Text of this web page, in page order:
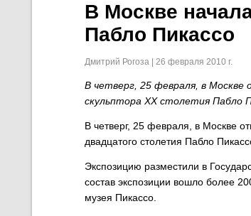
В Москве
Пабло Пикассо
Дмитрий Рогоза | 26 февраля 2010 г.
В четверг, 25 февраля, в Москве
скульптора ХХ столетия Пабло
В четверг, 25 февраля, в Москве
двадцатого столетия Пабло
Экспозицию разместили в
состав экспозиции вошло более
музея Пикассо.